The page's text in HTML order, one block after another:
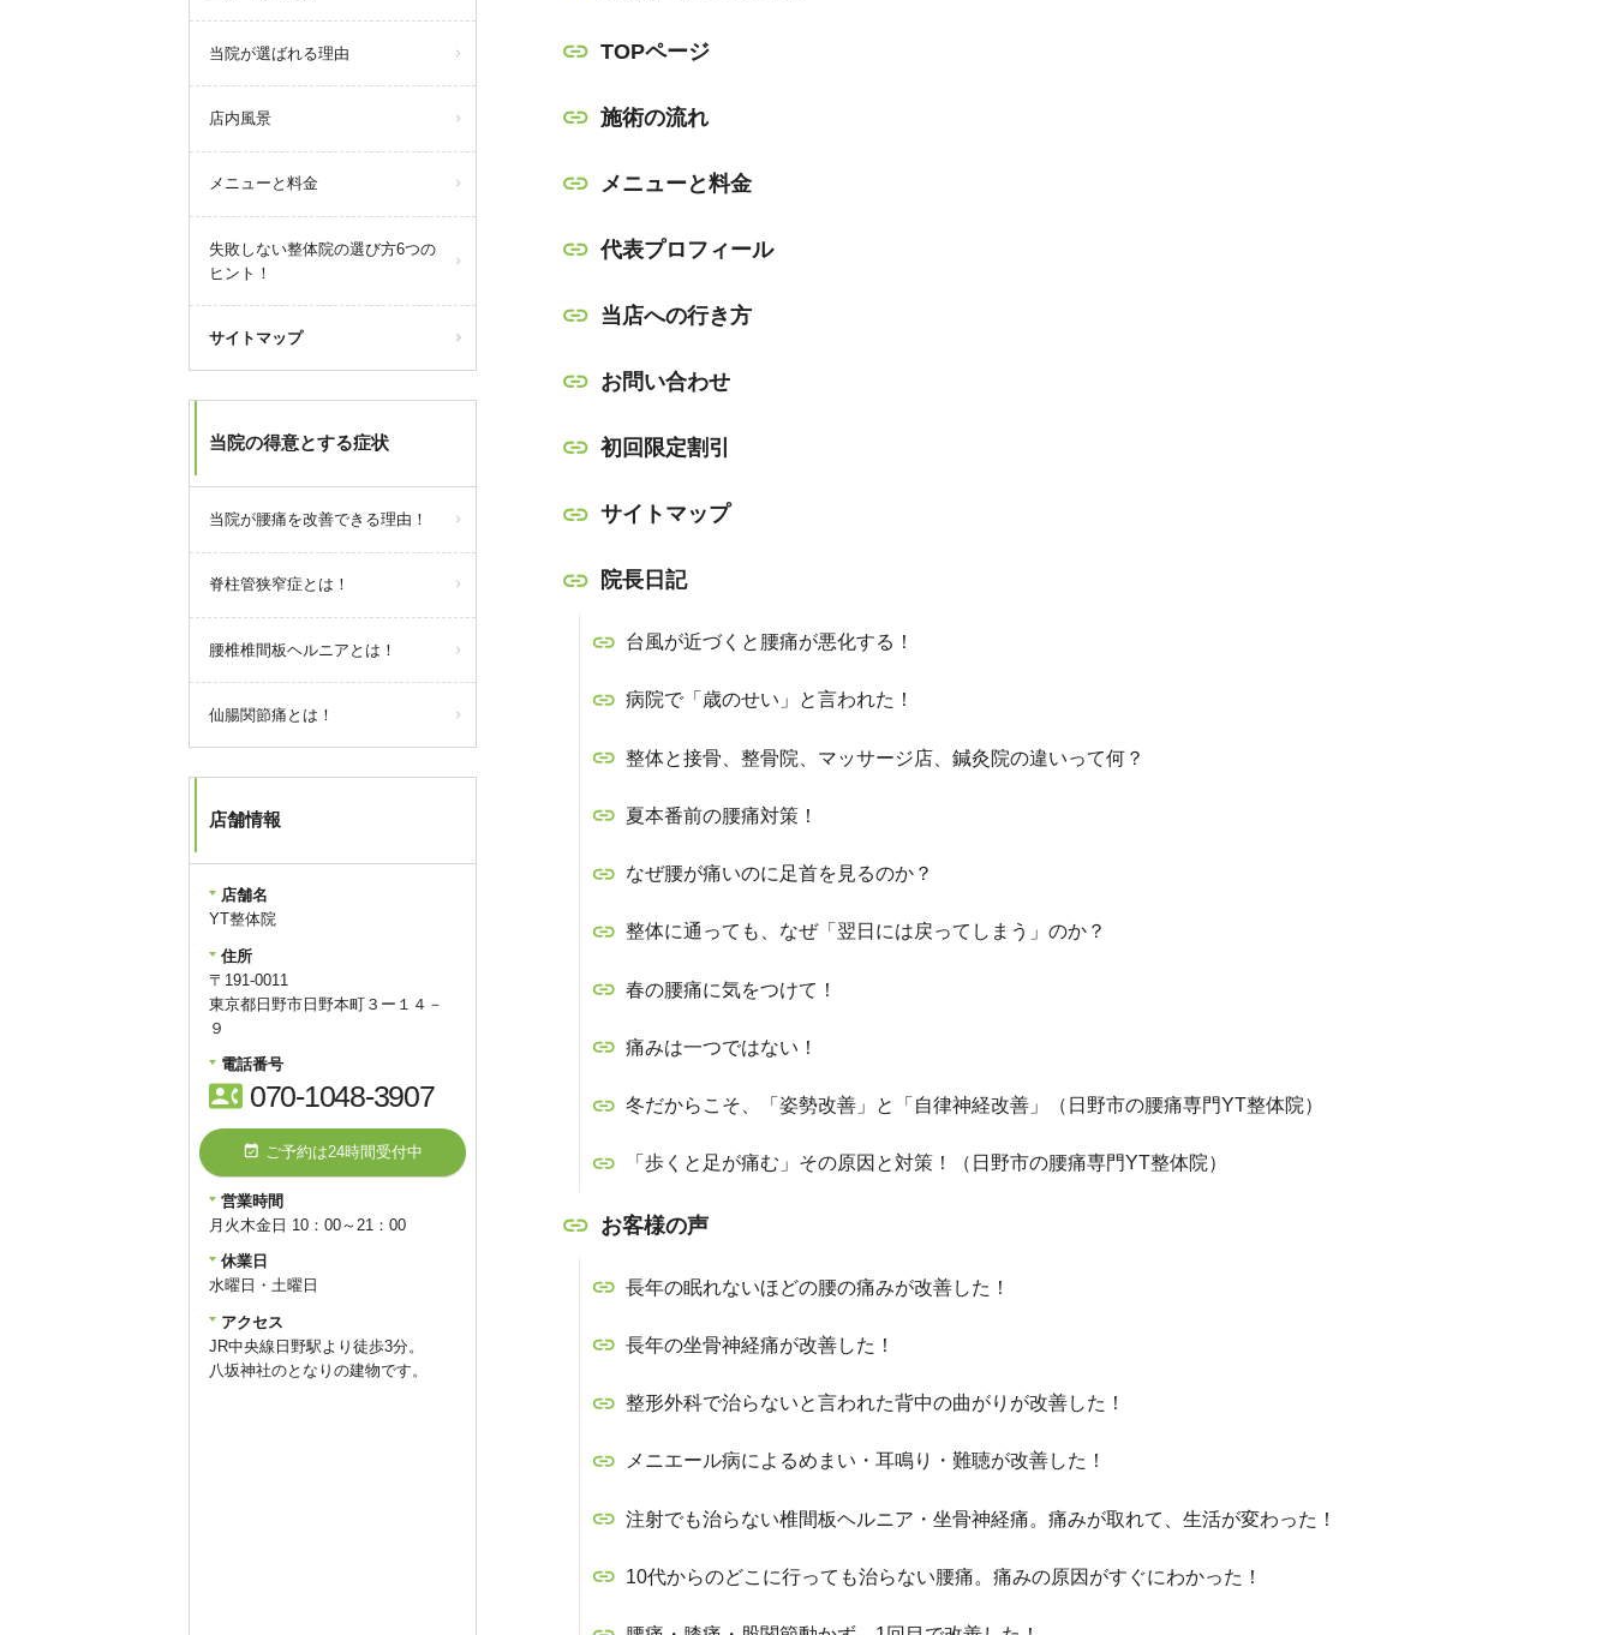
TOPページ
施術の流れ
メニューと料金
代表プロフィール
当店への行き方
お問い合わせ
初回限定割引
サイトマップ
院長日記
台風が近づくと腰痛が悪化する！
病院で「歳のせい」と言われた！
整体と接骨、整骨院、マッサージ店、鍼灸院の違いって何？
夏本番前の腰痛対策！
なぜ腰が痛いのに足首を見るのか？
整体に通っても、なぜ「翌日には戻ってしまう」のか？
春の腰痛に気をつけて！
痛みは一つではない！
冬だからこそ、「姿勢改善」と「自律神経改善」（日野市の腰痛専門YT整体院）
「歩くと足が痛む」その原因と対策！（日野市の腰痛専門YT整体院）
お客様の声
長年の眠れないほどの腰の痛みが改善した！
長年の坐骨神経痛が改善した！
整形外科で治らないと言われた背中の曲がりが改善した！
メニエール病によるめまい・耳鳴り・難聴が改善した！
注射でも治らない椎間板ヘルニア・坐骨神経痛。痛みが取れて、生活が変わった！
10代からのどこに行っても治らない腰痛。痛みの原因がすぐにわかった！
当院が選ばれる理由
店内風景
メニューと料金
失敗しない整体院の選び方6つの
ヒント！
サイトマップ
当院の得意とする症状
当院が腰痛を改善できる理由！
脊柱管狭窄症とは！
腰椎椎間板ヘルニアとは！
仙腸関節痛とは！
店舗情報
店舗名
YT整体院
住所
〒191-0011
東京都日野市日野本町３ー１４－
９
電話番号
contact_phone 070-1048-3907
event_available ご予約は24時間受付中
営業時間
月火木金日 10：00～21：00
休業日
水曜日・土曜日
アクセス
JR中央線日野駅より徒歩3分。
八坂神社のとなりの建物です。